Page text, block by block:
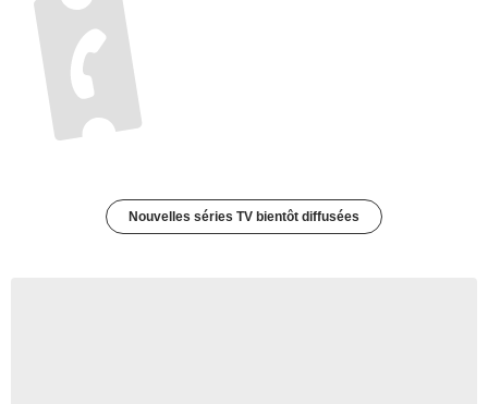
Nouvelles séries TV bientôt diffusées